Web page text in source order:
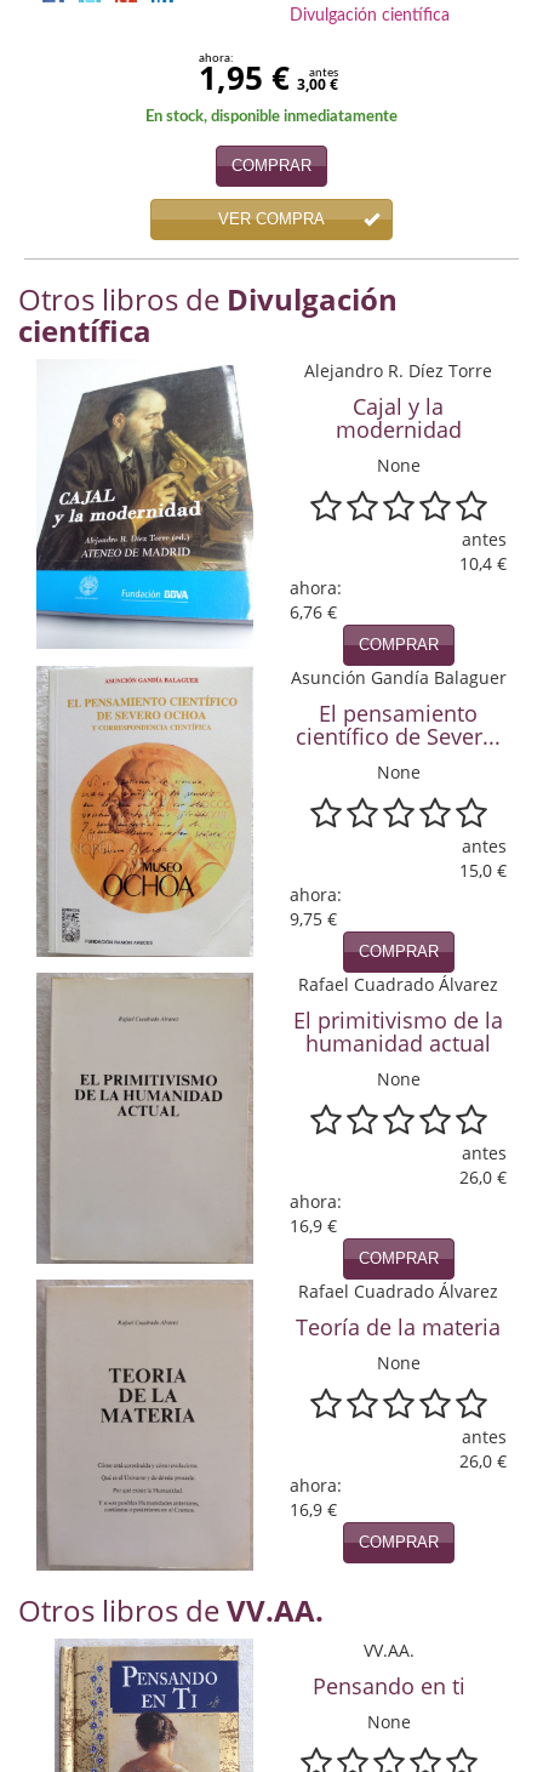
Economía
Enciclopedias
Ensayo literario
Filosofía
Física y Química
Física y química
Guerra Civil Española
Historia
historia
Infantil y juvenil
Infantil y juvenil. Nuevo!!
Infantil y juvenil. Nuevo!!!
Informática
Literatura hispanoamericana
Local
Mafia y espionaje
Novela Extranjera
Novela fantástica
Novela histórica
Papás, Mamás, bebés...
Papás, Mamás, Bebés...
Divulgación científica
ahora:
1,95 € antes
3,00 €
En stock, disponible inmediatamente
COMPRAR
VER COMPRA
Otros libros de Divulgación
científica
Alejandro R. Díez Torre
Cajal y la
modernidad
None
antes
10,4 €
ahora:
6,76 €
COMPRAR
Asunción Gandía Balaguer
El pensamiento
científico de Sever...
None
antes
15,0 €
ahora:
9,75 €
COMPRAR
Rafael Cuadrado Álvarez
El primitivismo de la
humanidad actual
None
antes
26,0 €
ahora:
16,9 €
COMPRAR
Rafael Cuadrado Álvarez
Teoría de la materia
None
antes
26,0 €
ahora:
16,9 €
COMPRAR
Otros libros deVV.AA.
VV.AA.
Pensando en ti
None